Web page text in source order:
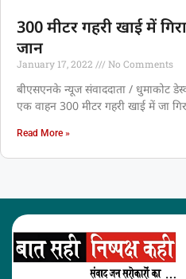
300 मीटर गहरी खाई में
जान
January 17, 2022 No Comments
बीएसएनके न्यूज संवाददाता / धुमाकोट
एक वाहन 300 मीटर गहरी खाई में जा
Read More »